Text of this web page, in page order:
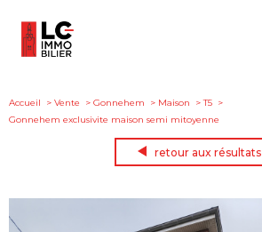
Accueil Vente Gonnehem Maison
T5
Gonnehem exclusivite maison semi mitoyenne
retour aux résultats